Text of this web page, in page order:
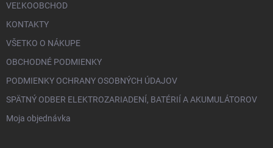
VEĽKOOBCHOD
KONTAKTY
VŠETKO O NÁKUPE
OBCHODNÉ PODMIENKY
PODMIENKY OCHRANY OSOBNÝCH ÚDAJOV
SPÄTNÝ ODBER ELEKTROZARIADENÍ, BATÉRIÍ A AKUMULÁTOROV
Moja objednávka